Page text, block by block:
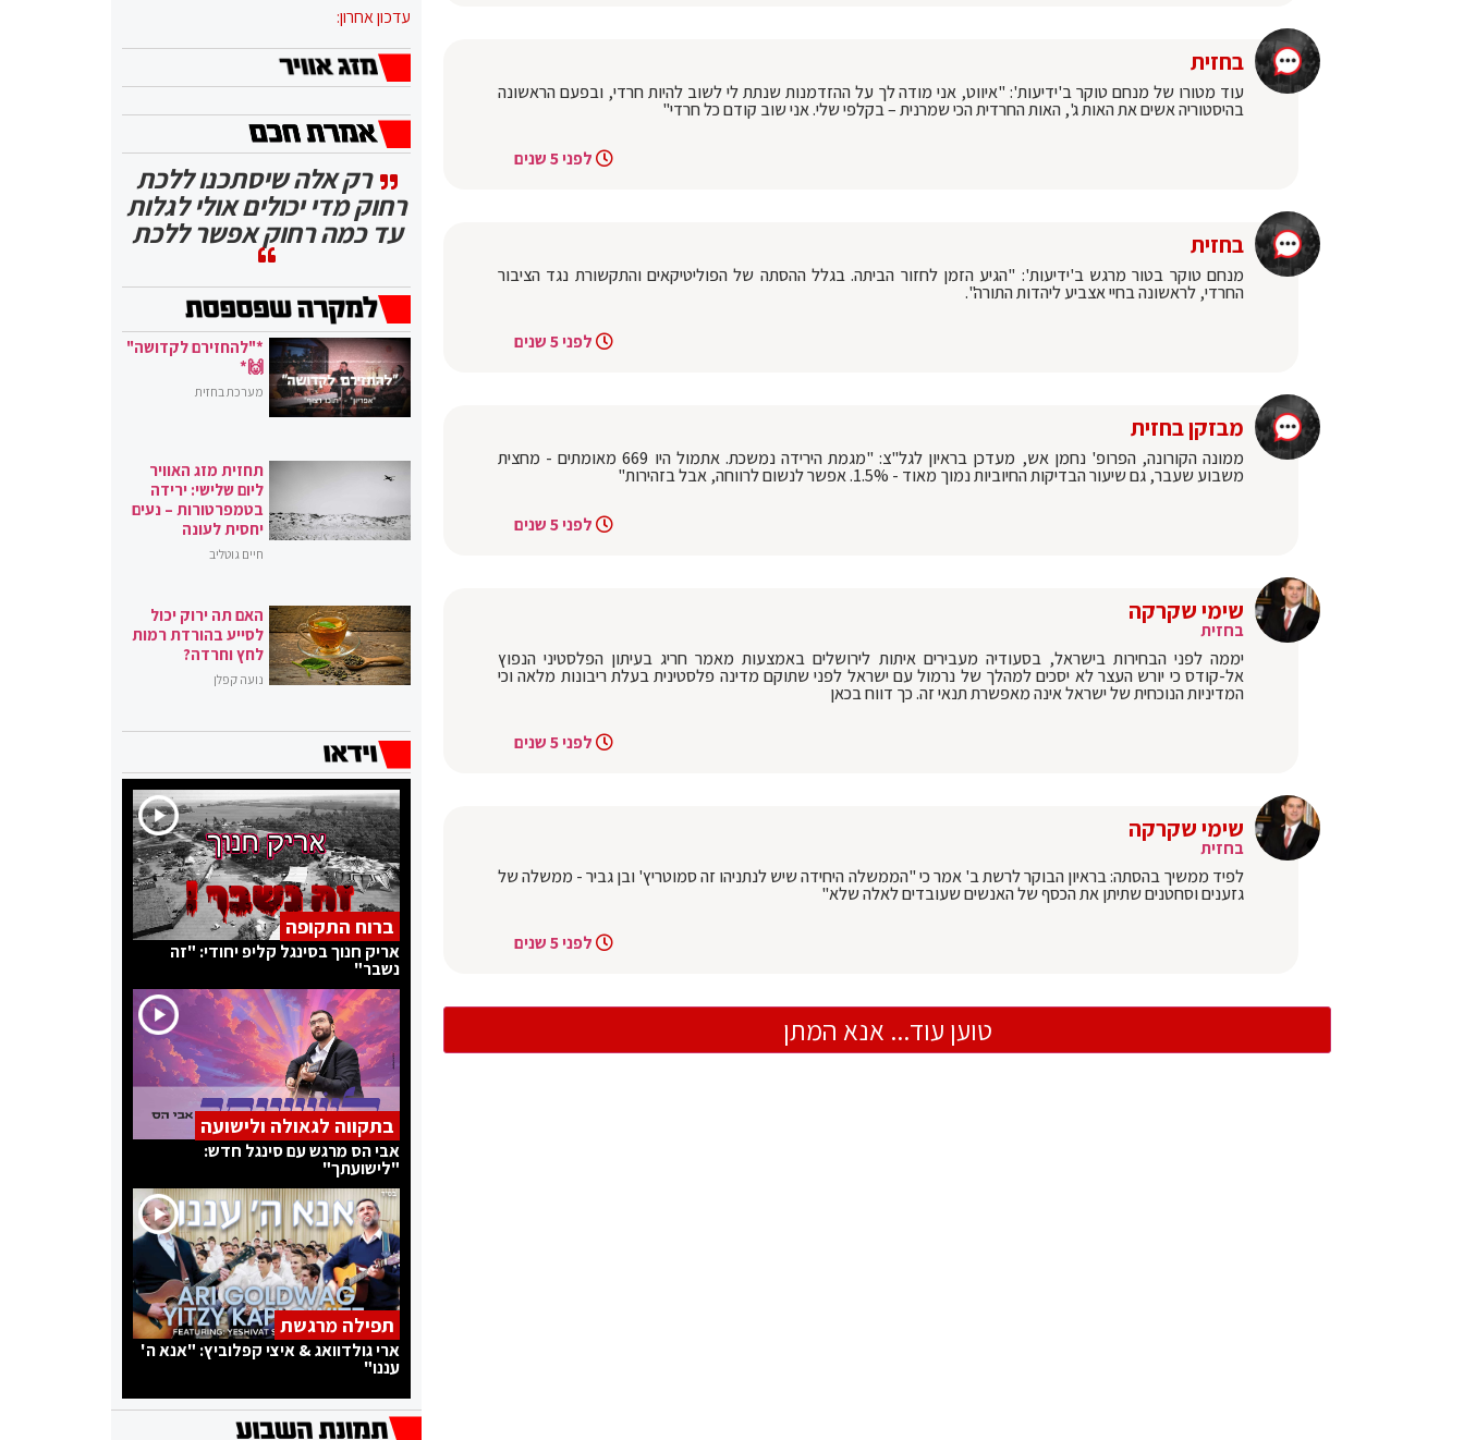
בחזית
עוד מטורו של מנחם טוקר ב'ידיעות': "איווט, אני מודה לך על ההזדמנות שנתת לי לשוב להיות חרדי, ובפעם הראשונה
בהיסטוריה אשים את האות ג', האות החרדית הכי שמרנית – בקלפי שלי. אני שוב קודם כל חרדי"
לפני 5 שנים
בחזית
מנחם טוקר בטור מרגש ב'ידיעות': "הגיע הזמן לחזור הביתה. בגלל ההסתה של הפוליטיקאים והתקשורת נגד הציבור
החרדי, לראשונה בחיי אצביע ליהדות התורה".
לפני 5 שנים
מבזקן בחזית
ממונה הקורונה, הפרופ' נחמן אש, מעדכן בראיון לגל"צ: "מגמת הירידה נמשכת. אתמול היו 669 מאומתים - מחצית
משבוע שעבר, גם שיעור הבדיקות החיוביות נמוך מאוד - 1.5%. אפשר לנשום לרווחה, אבל בזהירות"
לפני 5 שנים
שימי שקרקה
בחזית
יממה לפני הבחירות בישראל, בסעודיה מעבירים איתות לירושלים באמצעות מאמר חריג בעיתון הפלסטיני הנפוץ
אל-קודס כי יורש העצר לא יסכים למהלך של נרמול עם ישראל לפני שתוקם מדינה פלסטינית בעלת ריבונות מלאה וכי
המדיניות הנוכחית של ישראל אינה מאפשרת תנאי זה. כך דווח בכאן
לפני 5 שנים
שימי שקרקה
בחזית
לפיד ממשיך בהסתה: בראיון הבוקר לרשת ב' אמר כי "הממשלה היחידה שיש לנתניהו זה סמוטריץ' ובן גביר - ממשלה של
גזענים וסחטנים שתיתן את הכסף של האנשים שעובדים לאלה שלא"
לפני 5 שנים
טוען עוד... אנא המתן
עדכון אחרון:
רק אלה שיסתכנו ללכת
רחוק מדי יכולים אולי לגלות
עד כמה רחוק אפשר ללכת
*"להחזירם לקדושה"
🙌*
מערכת בחזית
תחזית מזג האוויר
ליום שלישי: ירידה
בטמפרטורות – נעים
יחסית לעונה
חיים גוטליב
האם תה ירוק יכול
לסייע בהורדת רמות
לחץ וחרדה?
נועה קפלן
ברוח התקופה
אריק חנוך בסינגל קליפ יחודי: "זה
נשבר"
בתקווה לגאולה ולישועה
אבי הס מרגש עם סינגל חדש:
"לישועתך"
תפילה מרגשת
ארי גולדוואג & איצי קפלוביץ: "אנא ה'
עננו"